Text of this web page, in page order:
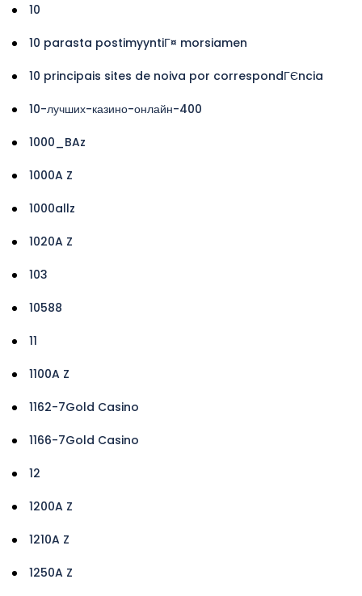
10
10 parasta postimyyntiГ¤ morsiamen
10 principais sites de noiva por correspondГЄncia
10-лучших-казино-онлайн-400
1000_BAz
1000A Z
1000allz
1020A Z
103
10588
11
1100A Z
1162-7Gold Casino
1166-7Gold Casino
12
1200A Z
1210A Z
1250A Z